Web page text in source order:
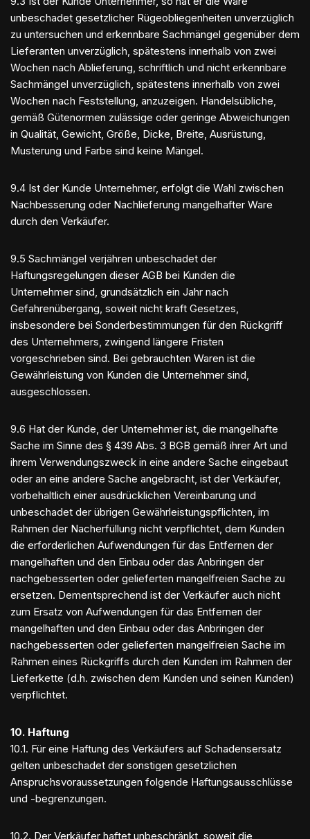
unbeschadet gesetzlicher Rügeobliegenheiten unverzüglich
zu untersuchen und erkennbare Sachmängel gegenüber dem
Lieferanten unverzüglich, spätestens innerhalb von zwei
Wochen nach Ablieferung, schriftlich und nicht erkennbare
Sachmängel unverzüglich, spätestens innerhalb von zwei
Wochen nach Feststellung, anzuzeigen. Handelsübliche,
gemäß Gütenormen zulässige oder geringe Abweichungen
in Qualität, Gewicht, Größe, Dicke, Breite, Ausrüstung,
Musterung und Farbe sind keine Mängel.
9.4 Ist der Kunde Unternehmer, erfolgt die Wahl zwischen
Nachbesserung oder Nachlieferung mangelhafter Ware
durch den Verkäufer.
9.5 Sachmängel verjähren unbeschadet der
Haftungsregelungen dieser AGB bei Kunden die
Unternehmer sind, grundsätzlich ein Jahr nach
Gefahrenübergang, soweit nicht kraft Gesetzes,
insbesondere bei Sonderbestimmungen für den Rückgriff
des Unternehmers, zwingend längere Fristen
vorgeschrieben sind. Bei gebrauchten Waren ist die
Gewährleistung von Kunden die Unternehmer sind,
ausgeschlossen.
9.6 Hat der Kunde, der Unternehmer ist, die mangelhafte
Sache im Sinne des § 439 Abs. 3 BGB gemäß ihrer Art und
ihrem Verwendungszweck in eine andere Sache eingebaut
oder an eine andere Sache angebracht, ist der Verkäufer,
vorbehaltlich einer ausdrücklichen Vereinbarung und
unbeschadet der übrigen Gewährleistungspflichten, im
Rahmen der Nacherfüllung nicht verpflichtet, dem Kunden
die erforderlichen Aufwendungen für das Entfernen der
mangelhaften und den Einbau oder das Anbringen der
nachgebesserten oder gelieferten mangelfreien Sache zu
ersetzen. Dementsprechend ist der Verkäufer auch nicht
zum Ersatz von Aufwendungen für das Entfernen der
mangelhaften und den Einbau oder das Anbringen der
nachgebesserten oder gelieferten mangelfreien Sache im
Rahmen eines Rückgriffs durch den Kunden im Rahmen der
Lieferkette (d.h. zwischen dem Kunden und seinen Kunden)
verpflichtet.
10. Haftung
10.1. Für eine Haftung des Verkäufers auf Schadensersatz
gelten unbeschadet der sonstigen gesetzlichen
Anspruchsvoraussetzungen folgende Haftungsausschlüsse
und -begrenzungen.
10.2. Der Verkäufer haftet unbeschränkt, soweit die